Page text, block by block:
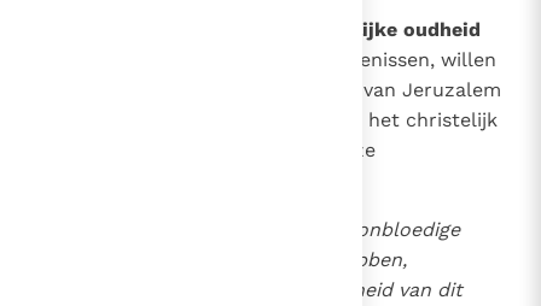
3. Het getuigenis van de christelijke oudheid
Om te zwijgen van andere getuigenissen, willen
wij slechts dat van de H. Cyrillus van Jeruzalem
noemen, die bij zijn onderricht in het christelijk
geloof aan de pas gedoopten deze
"Na het geestelijk offer, de onbloedige
eredienst, voltrokken te hebben,
willen wij God, in aanwezigheid van dit